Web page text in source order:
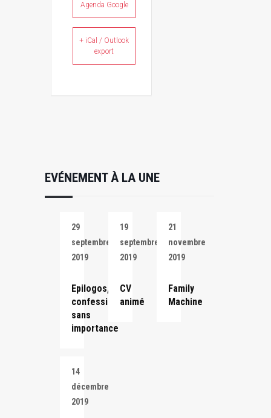
Agenda Google
+ iCal / Outlook
export
EVÉNEMENT À LA UNE
29
septembre
2019
Epilogos,
confessions
sans
importance
19
septembre
2019
CV
animé
21
novembre
2019
Family
Machine
14
décembre
2019